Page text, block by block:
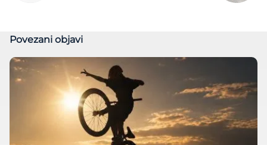
Povezani objavi